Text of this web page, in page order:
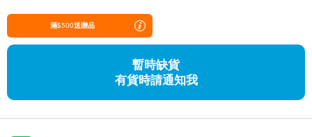
嬰兒及學前玩具
滿$500送贈品
暫時缺貨
有貨時請通知我